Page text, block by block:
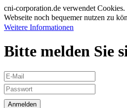
cni-corporation.de verwendet
Webseite noch bequemer nutzen zu
Weitere Informationen
Bitte melden Sie